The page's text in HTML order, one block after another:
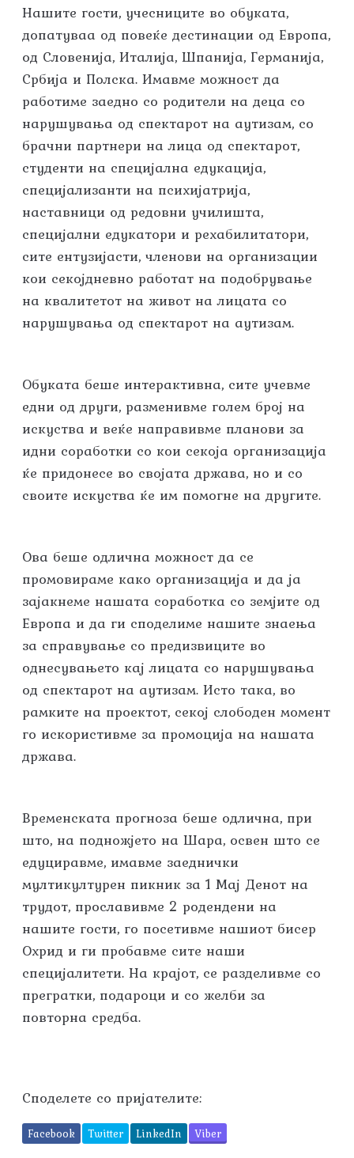
Нашите гости, учесниците во обуката,
допатуваа од повеќе дестинации од Европа,
од Словенија, Италија, Шпанија, Германија,
Србија и Полска. Имавме можност да
работиме заедно со родители на деца со
нарушувања од спектарот на аутизам, со
брачни партнери на лица од спектарот,
студенти на специјална едукација,
специјализанти на психијатрија,
наставници од редовни училишта,
специјални едукатори и рехабилитатори,
сите ентузијасти, членови на организации
кои секојдневно работат на подобрување
на квалитетот на живот на лицата со
нарушувања од спектарот на аутизам.
Обуката беше интерактивна, сите учевме
едни од други, разменивме голем број на
искуства и веќе направивме планови за
идни соработки со кои секоја организација
ќе придонесе во својата држава, но и со
своите искуства ќе им помогне на другите.
Ова беше одлична можност да се
промовираме како организација и да ја
зајакнеме нашата соработка со земјите од
Европа и да ги споделиме нашите знаења
за справување со предизвиците во
однесувањето кај лицата со нарушувања
од спектарот на аутизам. Исто така, во
рамките на проектот, секој слободен момент
го искористивме за промоција на нашата
држава.
Временската прогноза беше одлична, при
што, на подножјето на Шара, освен што се
едуциравме, имавме заеднички
мултикултурен пикник за 1 Мај Денот на
трудот, прославивме 2 родендени на
нашите гости, го посетивме нашиот бисер
Охрид и ги пробавме сите наши
специјалитети. На крајот, се разделивме со
прегратки, подароци и со желби за
повторна средба.
Споделете со пријателите:
Facebook Twitter LinkedIn Viber